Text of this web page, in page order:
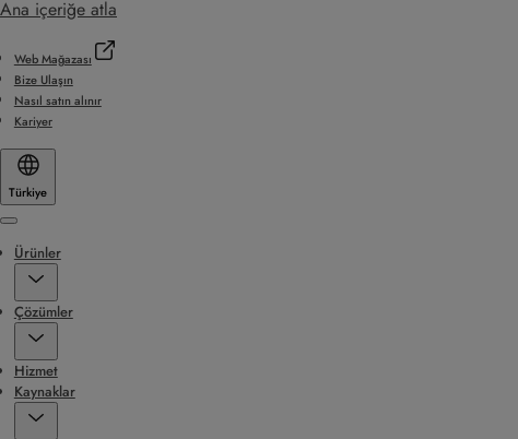
Ana içeriğe atla
Web Mağazası
Bize Ulaşın
Nasıl satın alınır
Kariyer
Türkiye
Menu
Ürünler
Çözümler
Hizmet
Kaynaklar